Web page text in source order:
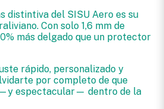
distintiva del SISU Aero es su
Con solo 1,6 mm de
más delgado que un protector
rápido, personalizado y
por completo de que
espectacular— dentro de la